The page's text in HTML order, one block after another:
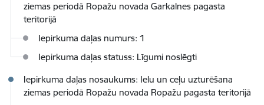
ziemas periodā Ropažu novada Garkalnes pagasta
teritorijā
Iepirkuma daļas numurs: 1
Iepirkuma daļas statuss: Līgumi noslēgti
Iepirkuma daļas nosaukums: Ielu un ceļu uzturēšana
ziemas periodā Ropažu novada Ropažu pagasta teritorijā